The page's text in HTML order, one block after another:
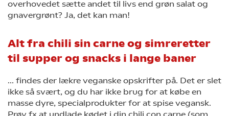
overhovedet sætte andet til livs end grøn salat og
gnavergrønt? Ja, det kan man!
Alt fra chili sin carne og simreretter
til supper og snacks i lange baner
... findes der lækre veganske opskrifter på. Det er slet
ikke så svært, og du har ikke brug for at købe en
masse dyre, specialprodukter for at spise vegansk.